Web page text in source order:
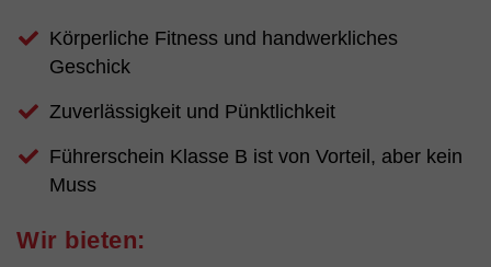
Körperliche Fitness und handwerkliches
Geschick
Zuverlässigkeit und Pünktlichkeit
Führerschein Klasse B ist von Vorteil, aber kein
Muss
Wir bieten: